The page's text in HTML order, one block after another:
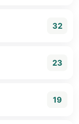
32
23
19